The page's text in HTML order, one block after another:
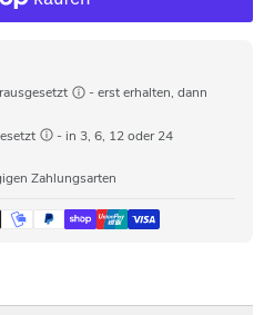
- erst erhalten, dann
- in 3, 6, 12 oder 24
Zahlungsarten